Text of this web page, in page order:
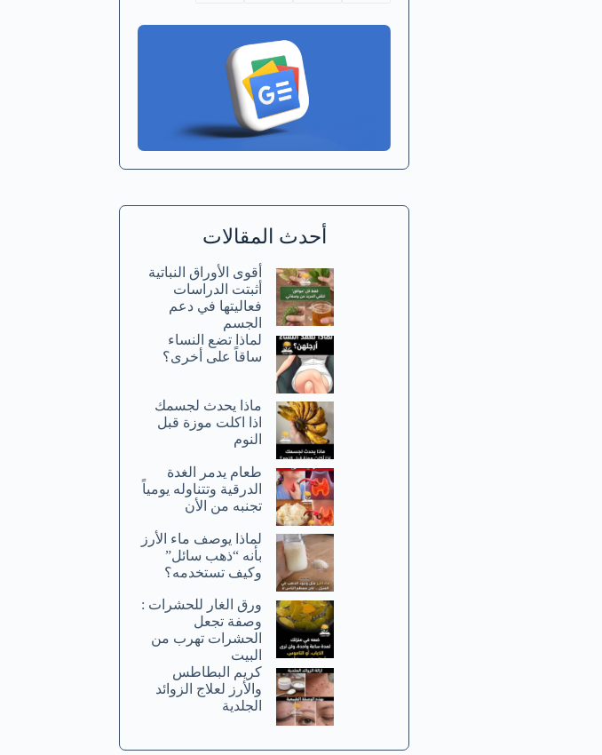
أحدث المقالات
أقوى الأوراق النباتية
أثبتت الدراسات
فعاليتها في دعم
الجسم
لماذا تضع النساء
ساقاً على أخرى؟
ماذا يحدث لجسمك
اذا اكلت موزة قبل
النوم
طعام يدمر الغدة
الدرقية وتتناوله يومياً
تجنبه من الأن
لماذا يوصف ماء الأرز
بأنه “ذهب سائل”
وكيف تستخدمه؟
ورق الغار للحشرات :
وصفة تجعل
الحشرات تهرب من
البيت
كريم البطاطس
والأرز لعلاج الزوائد
الجلدية